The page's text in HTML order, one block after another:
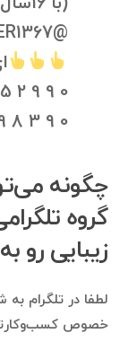
@MOSHVER1367
0 9 9 2 5 8 4 9 0 1 0
0 9 3 8 9 0 5 9 2 5 8
چگونه
گروه
زیبایی رو
خصوص